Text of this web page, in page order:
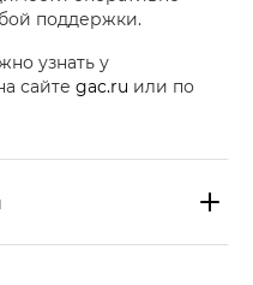
поддержки.
узнать у
сайте gac.ru или по